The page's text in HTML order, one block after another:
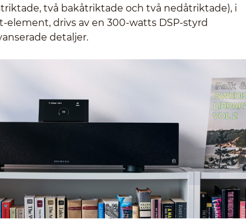
två bakåtriktade och två nedåtriktade), i
drivs av en 300-watts DSP-styrd
detaljer.